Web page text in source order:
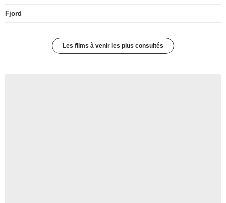
Fjord
Les films à venir les plus consultés